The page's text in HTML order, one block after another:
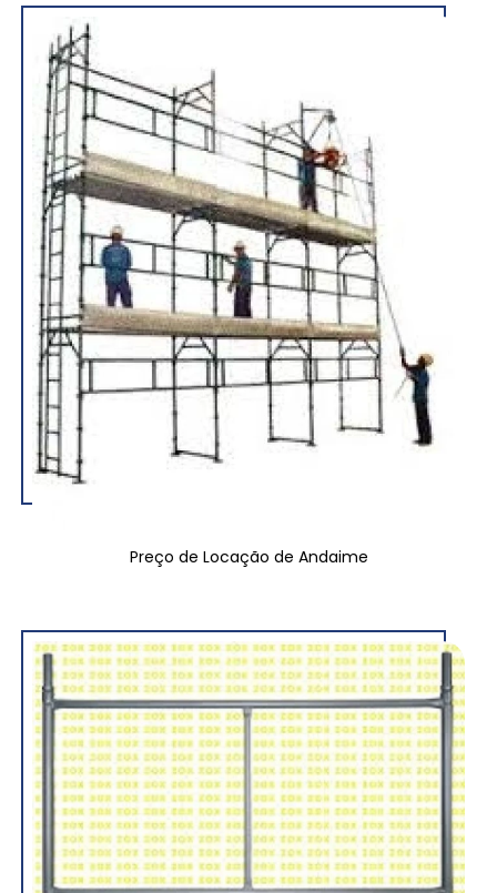
Preço de Locação de Andaime